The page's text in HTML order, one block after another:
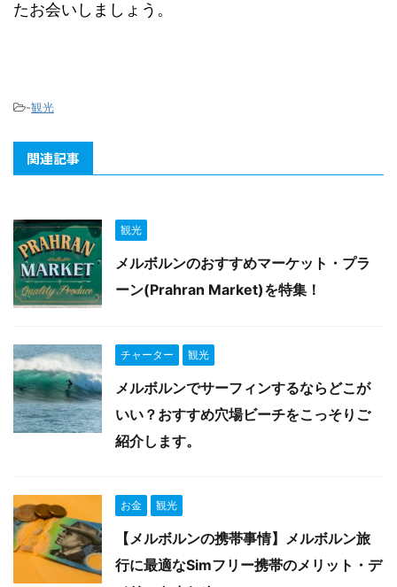
たお会いしましょう。
-観光
関連記事
観光
メルボルンのおすすめマーケット・プラ
ーン(Prahran Market)を特集！
チャーター 観光
メルボルンでサーフィンするならどこが
いい？おすすめ穴場ビーチをこっそりご
紹介します。
お金 観光
【メルボルンの携帯事情】メルボルン旅
行に最適なSimフリー携帯のメリット・デ